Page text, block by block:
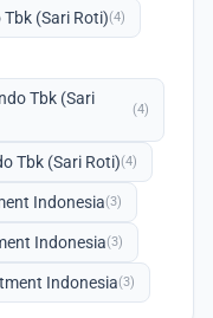
(Sari Roti)(4)
Tbk (Sari
(4)
Tbk (Sari Roti)(4)
Indonesia(3)
Indonesia(3)
Indonesia(3)